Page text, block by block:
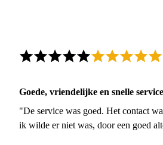
Goede, vriendelijke en snelle service
"De service was goed. Het contact
ik wilde er niet was, door een goed